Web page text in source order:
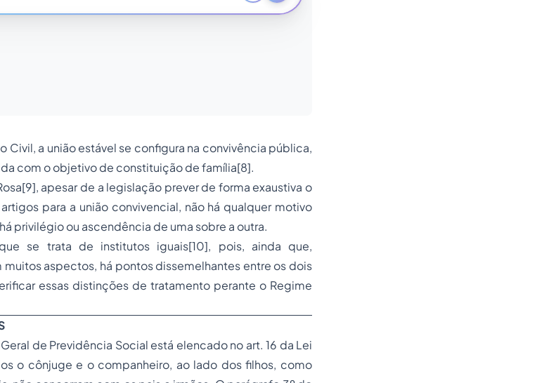
Civil, a união estável se configura na convivência pública,
com o objetivo de constituição de família[8].
apesar de a legislação prever de forma exaustiva o
para a união convivencial, não há qualquer motivo
privilégio ou ascendência de uma sobre a outra.
se trata de institutos iguais[10], pois, ainda que,
aspectos, há pontos dissemelhantes entre os dois
essas distinções de tratamento perante o Regime
de Previdência Social está elencado no art. 16 da Lei
o cônjuge e o companheiro, ao lado dos filhos, como